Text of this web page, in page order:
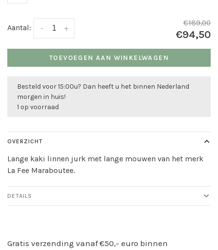
Aantal: +
-
€189,00
€94,50
TOEVOEGEN AAN WINKELWAGEN
Besteld voor 15:00u? Dan heeft u het binnen Nederland
morgen in huis!
1 op voorraad
OVERZICHT
Lange kaki linnen jurk met lange mouwen van het merk
La Fee Maraboutee.
DETAILS
Gratis verzending vanaf €50,- euro binnen